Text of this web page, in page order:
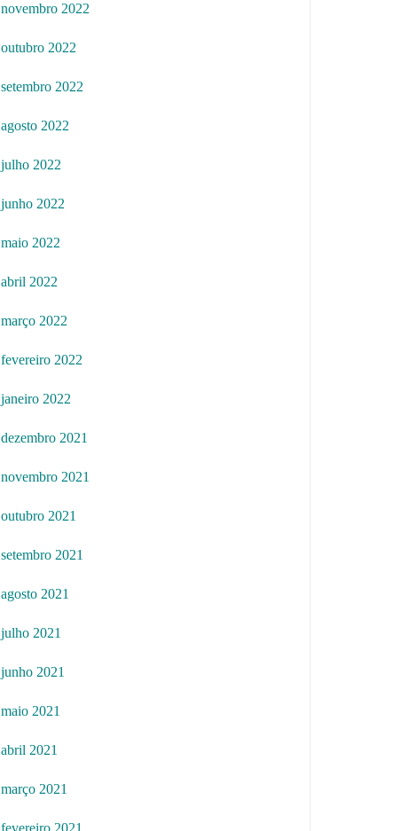
novembro 2022
outubro 2022
setembro 2022
agosto 2022
julho 2022
junho 2022
maio 2022
abril 2022
março 2022
fevereiro 2022
janeiro 2022
dezembro 2021
novembro 2021
outubro 2021
setembro 2021
agosto 2021
julho 2021
junho 2021
maio 2021
abril 2021
março 2021